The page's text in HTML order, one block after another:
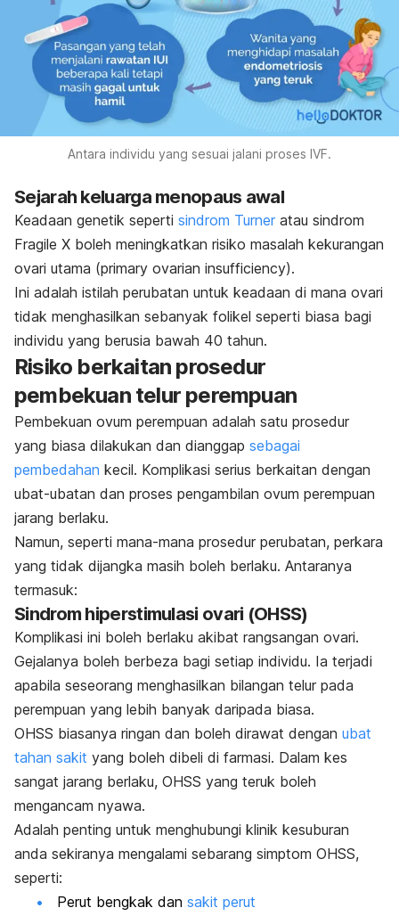
Antara individu yang sesuai jalani proses IVF.
Sejarah keluarga menopaus awal
Keadaan genetik seperti sindrom Turner atau sindrom
Fragile X boleh meningkatkan risiko masalah kekurangan
ovari utama (primary ovarian insufficiency).
Ini adalah istilah perubatan untuk keadaan di mana ovari
tidak menghasilkan sebanyak folikel seperti biasa bagi
individu yang berusia bawah 40 tahun.
Risiko berkaitan prosedur
pembekuan telur perempuan
Pembekuan ovum perempuan adalah satu prosedur
yang biasa dilakukan dan dianggap sebagai
pembedahan kecil. Komplikasi serius berkaitan dengan
ubat-ubatan dan proses pengambilan ovum perempuan
jarang berlaku.
Namun, seperti mana-mana prosedur perubatan, perkara
yang tidak dijangka masih boleh berlaku. Antaranya
termasuk:
Sindrom hiperstimulasi ovari (OHSS)
Komplikasi ini boleh berlaku akibat rangsangan ovari.
Gejalanya boleh berbeza bagi setiap individu. Ia terjadi
apabila seseorang menghasilkan bilangan telur pada
perempuan yang lebih banyak daripada biasa.
OHSS biasanya ringan dan boleh dirawat dengan ubat
tahan sakit yang boleh dibeli di farmasi. Dalam kes
sangat jarang berlaku, OHSS yang teruk boleh
mengancam nyawa.
Adalah penting untuk menghubungi klinik kesuburan
anda sekiranya mengalami sebarang simptom OHSS,
seperti:
Perut bengkak dan sakit perut